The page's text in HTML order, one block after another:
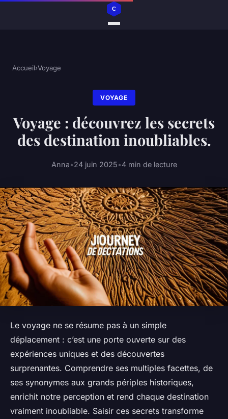
Accueil›Voyage
VOYAGE
Voyage : découvrez les secrets
des destination inoubliables.
Anna•24 juin 2025•4 min de lecture
Le voyage ne se résume pas à un simple
déplacement : c’est une porte ouverte sur des
expériences uniques et des découvertes
surprenantes. Comprendre ses multiples facettes, de
ses synonymes aux grands périples historiques,
enrichit notre perception et rend chaque destination
vraiment inoubliable. Saisir ces secrets transforme